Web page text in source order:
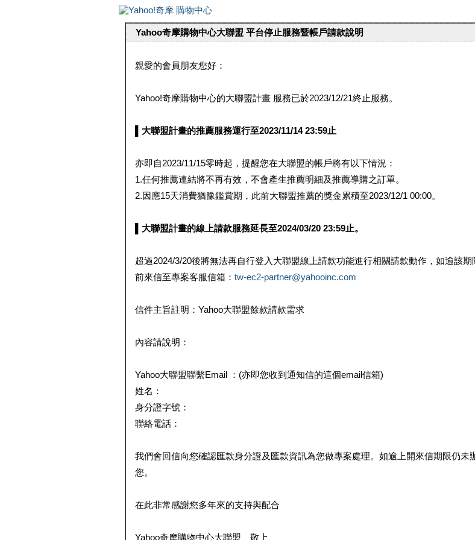
Yahoo奇摩購物中心大聯盟 平台停止服務暨帳戶請款說明
親愛的會員朋友您好：
Yahoo!奇摩購物中心的大聯盟計畫 服務已於2023/12/21終止服務。
▌大聯盟計畫的推薦服務運行至2023/11/14 23:59止
亦即自2023/11/15零時起，提醒您在大聯盟的帳戶將有以下情況：
1.任何推薦連結將不再有效，不會產生推薦明細及推薦導購之訂單。
2.因應15天消費猶豫鑑賞期，此前大聯盟推薦的獎金累積至2023/12/1 00:00。
▌大聯盟計畫的線上請款服務延長至2024/03/20 23:59止。
超過2024/3/20後將無法再自行登入大聯盟線上請款功能進行相關請款動作，如逾該期
前來信至專案客服信箱： tw-ec2-partner@yahooinc.com
信件主旨註明：Yahoo大聯盟餘款請款需求
內容請說明：
Yahoo大聯盟聯繫Email ：(亦即您收到通知信的這個email信箱)
姓名：
身分證字號：
聯絡電話：
我們會回信向您確認匯款身分證及匯款資訊為您做專案處理。如逾上開來信期限仍
您。
在此非常感謝您多年來的支持與配合
Yahoo奇摩購物中心大聯盟 敬上